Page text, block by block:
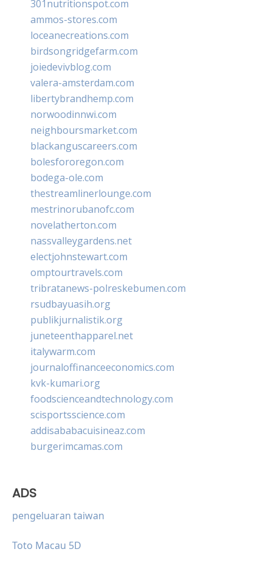
301nutritionspot.com
ammos-stores.com
loceanecreations.com
birdsongridgefarm.com
joiedevivblog.com
valera-amsterdam.com
libertybrandhemp.com
norwoodinnwi.com
neighboursmarket.com
blackanguscareers.com
bolesfororegon.com
bodega-ole.com
thestreamlinerlounge.com
mestrinorubanofc.com
novelatherton.com
nassvalleygardens.net
electjohnstewart.com
omptourtravels.com
tribratanews-polreskebumen.com
rsudbayuasih.org
publikjurnalistik.org
juneteenthapparel.net
italywarm.com
journaloffinanceeconomics.com
kvk-kumari.org
foodscienceandtechnology.com
scisportsscience.com
addisababacuisineaz.com
burgerimcamas.com
ADS
pengeluaran taiwan
Toto Macau 5D